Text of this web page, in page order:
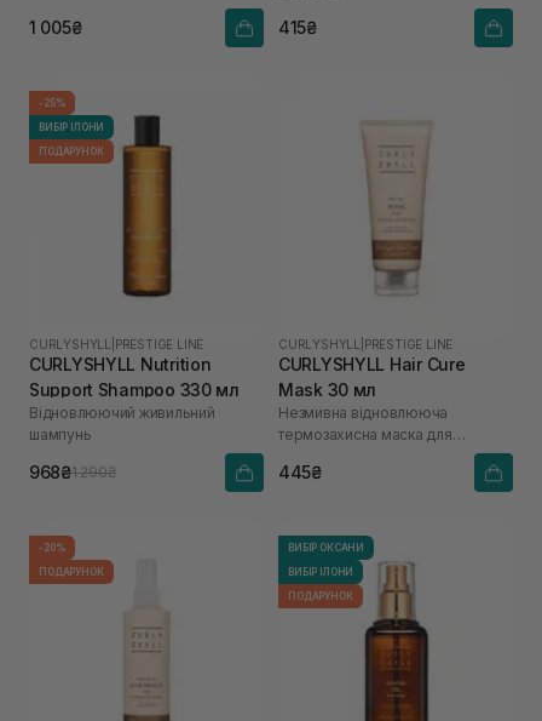
1 005₴ 415₴
-25%
ВИБІР ІЛОНИ
ПОДАРУНОК
CURLYSHYLL PRESTIGE LINE
CURLYSHYLL Nutrition
Support Shampoo 330 мл
Відновлюючий живильний
шампунь
968₴1 290₴
CURLYSHYLL PRESTIGE LINE
CURLYSHYLL Hair Cure
Mask 30 мл
Незмивна відновлююча
термозахисна маска для
445₴
-20%
ПОДАРУНОК
ВИБІР ОКСАНИ
ВИБІР ІЛОНИ
ПОДАРУНОК